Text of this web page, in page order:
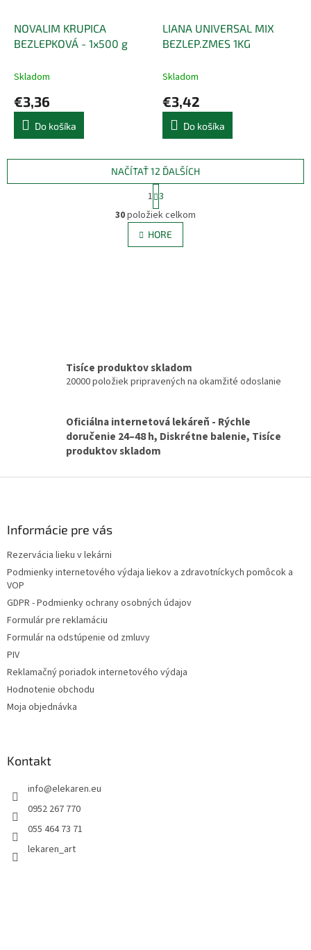
NOVALIM KRUPICA
BEZLEPKOVÁ - 1x500 g
Skladom
€3,36
Do košíka
LIANA UNIVERSAL MIX
BEZLEP.ZMES 1KG
Skladom
€3,42
Do košíka
O
v
l
á
k
y
p
s
u
NAČÍTAŤ 12 ĎALŠÍCH
t
r
á
n
k
1 3
30položiek celkom
HORE
Tisíce produktov skladom
20000 položiek pripravených na okamžité odoslanie
Oficiálna internetová lekáreň - Rýchle
doručenie 24–48 h, Diskrétne balenie, Tisíce
produktov skladom
Informácie pre vás
Rezervácia lieku v lekárni
Podmienky internetového výdaja liekov a zdravotníckych pomôcok a
VOP
GDPR - Podmienky ochrany osobných údajov
Formulár pre reklamáciu
Formulár na odstúpenie od zmluvy
PIV
Reklamačný poriadok internetového výdaja
Hodnotenie obchodu
Moja objednávka
Kontakt
info@elekaren.eu
0952 267 770
055 464 73 71
lekaren_art